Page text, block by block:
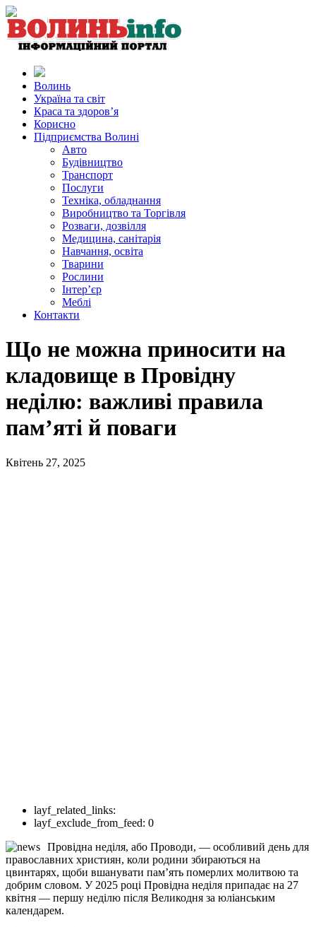
Волинь
Україна та світ
Краса та здоров’я
Корисно
Підприємства Волині
Авто
Будівництво
Транспорт
Послуги
Техніка, обладнання
Виробництво та Торгівля
Розваги, дозвілля
Медицина, санітарія
Навчання, освіта
Тварини
Рослини
Інтер’єр
Меблі
Контакти
Що не можна приносити на
кладовище в Провідну
неділю: важливі правила
пам’яті й поваги
Квітень 27, 2025
layf_related_links:
layf_exclude_from_feed: 0
Провідна неділя, або Проводи, — особливий день для
православних християн, коли родини збираються на
цвинтарях, щоби вшанувати пам’ять померлих молитвою та
добрим словом. У 2025 році Провідна неділя припадає на 27
квітня — першу неділю після Великодня за юліанським
календарем.